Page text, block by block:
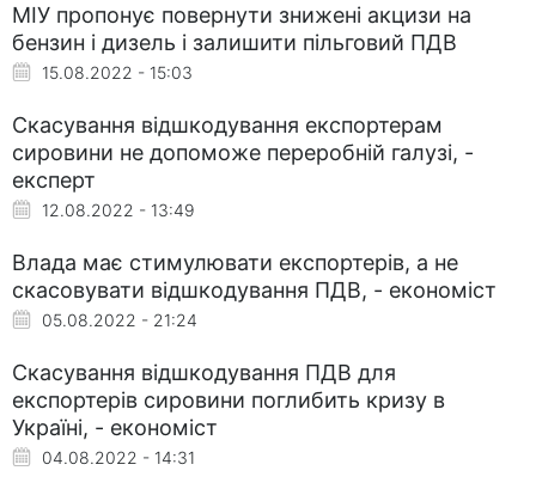
МІУ пропонує повернути знижені акцизи на
бензин і дизель і залишити пільговий ПДВ
15.08.2022 - 15:03
Скасування відшкодування експортерам
сировини не допоможе переробній галузі, -
експерт
12.08.2022 - 13:49
Влада має стимулювати експортерів, а не
скасовувати відшкодування ПДВ, - економіст
05.08.2022 - 21:24
Скасування відшкодування ПДВ для
експортерів сировини поглибить кризу в
Україні, - економіст
04.08.2022 - 14:31